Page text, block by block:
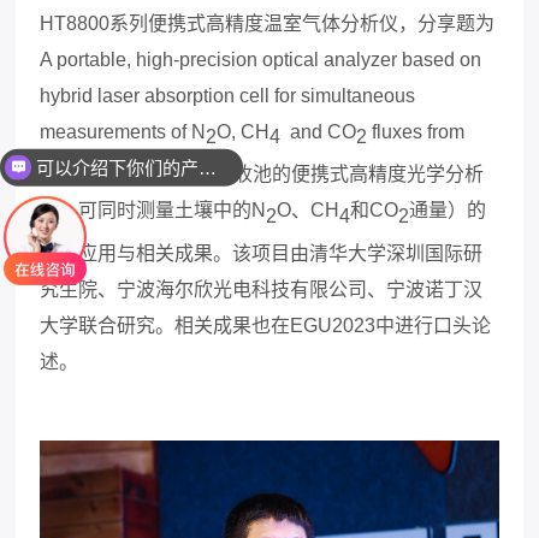
HT8800系列便携式高精度温室气体分析仪，分享题为
A portable, high-precision optical analyzer based on
hybrid laser absorption cell for simultaneous
measurements of N 2O, CH 4 and CO2 fluxes from
soils（基于混合激光吸收池的便携式高精度光学分析
仪，可同时测量土壤中的N 2O、CH 4和CO2通量）的
案例应用与相关成果。该项目由清华大学深圳国际研
究生院、宁波海尔欣光电科技有限公司、宁波诺丁汉
大学联合研究。相关成果也在EGU2023中进行口头论
述。